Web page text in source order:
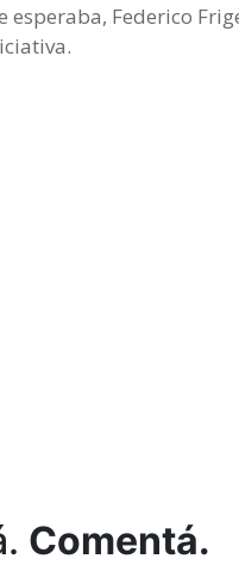
esperaba, Federico
Comentá.